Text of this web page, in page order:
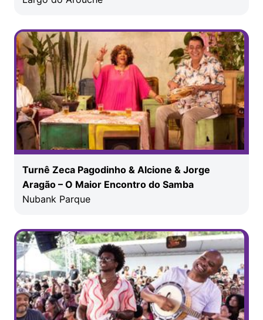
Turnê Zeca Pagodinho & Alcione & Jorge
Aragão – O Maior Encontro do Samba
Nubank Parque